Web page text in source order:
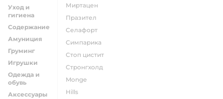
Уход и
гигиена
Содержание
Амуниция
Груминг
Игрушки
Одежда и
обувь
Аксессуары
миртацен
празител
селафорт
симпарика
стоп цистит
стронгхолд
monge
hills